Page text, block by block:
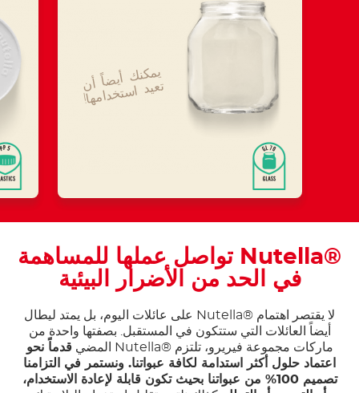
يمكنك
أيض
اً أن
تعيد اس
تخدامها!
®Nutella تواصل عملها للمساهمة
في الحد من الأضرار البيئية
لا يقتصر اهتمام ®Nutella على عائلات اليوم، بل يمتد ليطال
أيضاً العائلات التي ستتكون في المستقبل. بصفتها واحدة من
ماركات مجموعة فيريرو، تلتزم ®Nutella المضي
قدماً نحو
اعتماد حلول أكثر استدامة لكافة عبواتنا. ونستمر في التزامنا
تصميم 100% من عبواتنا بحيث تكون قابلة لإعادة الاستخدام،